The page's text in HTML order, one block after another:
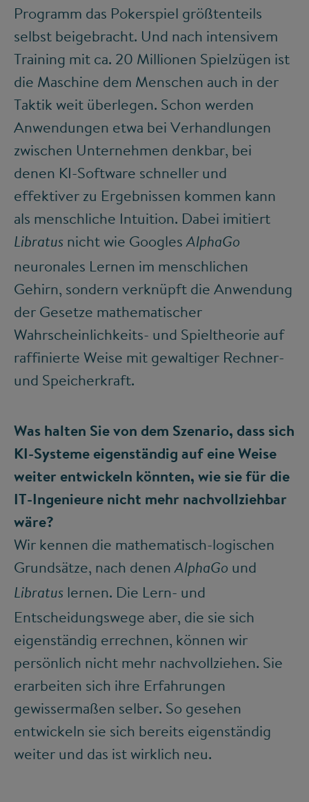
Programm das Pokerspiel größtenteils
selbst beigebracht. Und nach intensivem
Training mit ca. 20 Millionen Spielzügen ist
die Maschine dem Menschen auch in der
Taktik weit überlegen. Schon werden
Anwendungen etwa bei Verhandlungen
zwischen Unternehmen denkbar, bei
denen KI-Software schneller und
effektiver zu Ergebnissen kommen kann
als menschliche Intuition. Dabei imitiert
Libratus nicht wie GooglesAlphaGo
neuronales Lernen im menschlichen
Gehirn, sondern verknüpft die Anwendung
der Gesetze mathematischer
Wahrscheinlichkeits- und Spieltheorie auf
raffinierte Weise mit gewaltiger Rechner-
und Speicherkraft.
Was halten Sie von dem Szenario, dass sich
KI-Systeme eigenständig auf eine Weise
weiter entwickeln könnten, wie sie für die
IT-Ingenieure nicht mehr nachvollziehbar
wäre?
Wir kennen die mathematisch-logischen
Grundsätze, nach denenAlphaGo und
Libratus lernen. Die Lern- und
Entscheidungswege aber, die sie sich
eigenständig errechnen, können wir
persönlich nicht mehr nachvollziehen. Sie
erarbeiten sich ihre Erfahrungen
gewissermaßen selber. So gesehen
entwickeln sie sich bereits eigenständig
weiter und das ist wirklich neu.